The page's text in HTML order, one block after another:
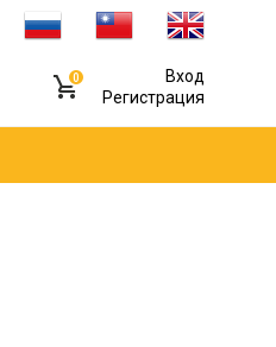
0
Вход
Регистрация